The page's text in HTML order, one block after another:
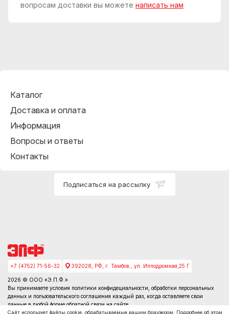
вопросам доставки вы можете написать нам
Каталог
Доставка и оплата
Информация
Вопросы и ответы
Контакты
Подписаться на рассылку
+7 (4752) 71-56-32 392028, РФ, г. Тамбов , ул. Ипподромная,25 Г
2026 © ООО «Э.П.Ф.»
Вы принимаете условия политики конфидециальности , обработки персональных
данных и пользовательского соглашения каждый раз, когда оставляете свои
данные в любой форме обратной связи на сайте
Сайт использует файлы cookie, обрабатываемые вашим браузером. Подробнее об этом